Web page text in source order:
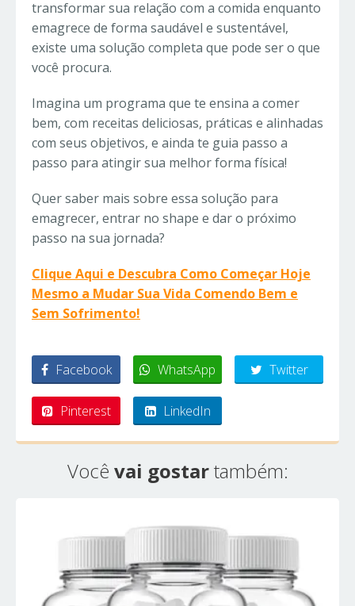
transformar sua relação com a comida enquanto
emagrece de forma saudável e sustentável,
existe uma solução completa que pode ser o que
você procura.
Imagina um programa que te ensina a comer
bem, com receitas deliciosas, práticas e alinhadas
com seus objetivos, e ainda te guia passo a
passo para atingir sua melhor forma física!
Quer saber mais sobre essa solução para
emagrecer, entrar no shape e dar o próximo
passo na sua jornada?
Clique Aqui e Descubra Como Começar Hoje
Mesmo a Mudar Sua Vida Comendo Bem e
Sem Sofrimento!
Facebook WhatsApp Twitter
Pinterest LinkedIn
Você vai gostartambém: